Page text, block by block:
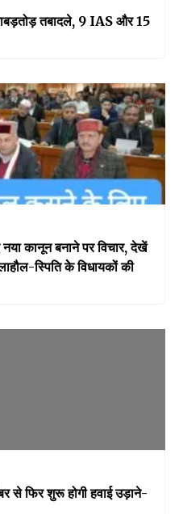
तबादले, 9 IAS और 15
कानून बनाने पर विचार, देखें
स्पिति केे विधायकों की
से फिर शुरू होगी हवाई उड़ाने-